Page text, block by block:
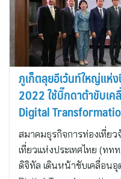
ภูเก็ตลุยอีเว้นท์ใหญ่แห่
2022 ใช้บิ๊กดาต้าขับเคลื่อนอุตสาหกรรมท่องเที่ยวไทยสู่
Digital
สมาคมธุรกิจการท่องเที่ย
เที่ยวแห่งประเทศไทย (ทท
ดิจิทัล เดินหน้าขับเคลื่อนอุ